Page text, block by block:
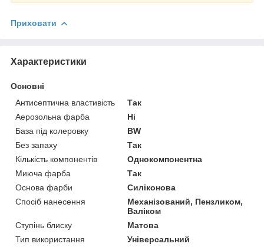
Приховати
Характеристики
Основні
Антисептична властивість
Так
Аерозольна фарба
Ні
База під колеровку
BW
Без запаху
Так
Кількість компонентів
Однокомпонентна
Миюча фарба
Так
Основа фарби
Силіконова
Спосіб нанесення
Механізований, Пензликом,
Валіком
Ступінь блиску
Матова
Тип використання
Універсальний